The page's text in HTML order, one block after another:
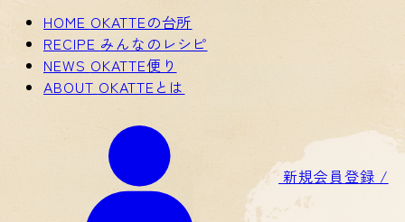
HOME OKATTEの台所
RECIPE みんなのレシピ
NEWS OKATTE便り
ABOUT OKATTEとは
新規会員登録 /